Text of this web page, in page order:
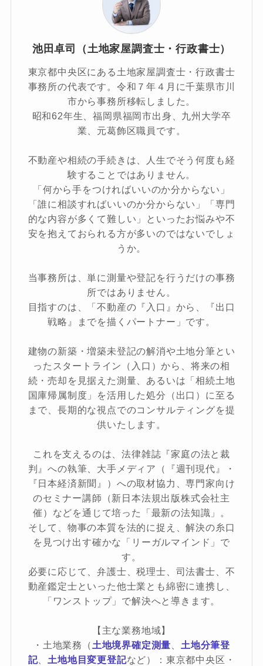
池田卓司（土地家屋調査士・行政書士）
東京都中央区にある土地家屋調査士・行政書士
事務所の代表です。令和７年４月に千葉県市川
市から事務所移転しました。
昭和62年生、福岡県福岡市出身、九州大学卒
業、元葛飾区職員です。
不動産や相続の手続きは、人生でそう何度も経
験することではありません。
「何から手をつければいいのか分からない」
「誰に相談すればいいのか分からない」「専門
的な内容が多くて難しい」といったお悩みや不
安を抱えておられる方が多いのではないでしょ
うか。
当事務所は、単に測量や登記を行うだけの事務
所ではありません。
目指すのは、「不動産の『入口』から、『出口
戦略』までを描くパートナー」です。
建物の新築・増築未登記の解消や土地分筆とい
ったスタートライン（入口）から、将来の相
続・売却を見据えた測量、あるいは「相続土地
国庫帰属制度」を活用した処分（出口）に至る
まで、長期的な視点でのコンサルティングを提
供いたします。
これを支えるのは、法律雑誌『家庭の法と裁
判』への執筆、大手メディア（『週刊現代』・
『日本経済新聞』）への取材協力、専門家向け
のセミナー講師（新日本法規出版株式会社主
催）などを通じて培った「最新の法知識」。
そして、物事の本質を法的に捉え、解決の糸口
を見つけ出す確かな「リーガルマインド」で
す。
必要に応じて、弁護士、税理士、司法書士、不
動産鑑定士といった他士業とも綿密に連携し、
「ワンストップ」で解決へと導きます。
【主な業務地域】
・土地業務（ 土地境界確定測量
土地分筆登
記、 土地地目変更登記など）：東京都中央区・